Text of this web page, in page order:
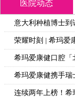
医院动态
意大利种植博士到
技术新思
荣耀时刻 | 希玛爱
获官
希玛爱康健口腔
日」活动
希玛爱康健携手
揭牌
连续两年上榜！希